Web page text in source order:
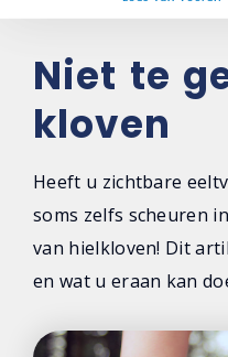
Over ons
Contact
Niet te
kloven
Heeft u zichtbare
soms zelfs scheuren
van hielkloven! Dit
en wat u eraan kan